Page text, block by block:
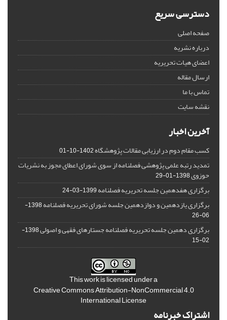
دسترسی سریع
صفحه اصلی
درباره نشریه
اعضای هیات تحریریه
ارسال مقاله
تماس با ما
نقشه سایت
آخرین اخبار
کسب مقام دوم در ارزیابی مقالات پژوهشگاه1402-10-01
تمدید رتبه علمی پژوهشی فصلنامه از سوی شورای اعطای مجوز به نشریات
حوزوی1398-01-29
برگزاری هفدهمین جلسه تحریریه فصلنامه1399-03-24
برگزاری یازدهمین و دوازدهمین جلسه شورای تحریریه فصلنامه
1398-
06-26
برگزاری دهمین جلسه تحریریه فصلنامه جستارهای فقهی و اصولی
1398-
02-15
This work is licensed under a
Creative Commons Attribution-NonCommercial 4.0
International License
اشتراک خبرنامه